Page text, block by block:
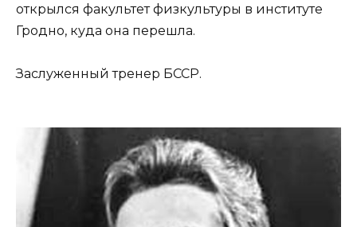
открылся факультет физкультуры в институте
Гродно, куда она перешла.
Заслуженный тренер БССР.